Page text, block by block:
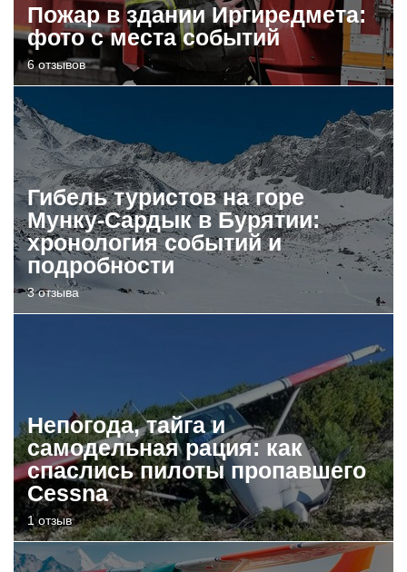
Пожар в здании Иргиредмета:
фото с места событий
6 отзывов
Гибель туристов на горе
Мунку-Сардык в Бурятии:
хронология событий и
подробности
3 отзыва
Непогода, тайга и
самодельная рация: как
спаслись пилоты пропавшего
Cessna
1 отзыв